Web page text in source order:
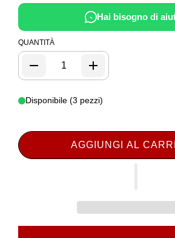
Hai bisogno di
QUANTITÀ
Disponibile (3 pezzi)
AGGIUNGI AL